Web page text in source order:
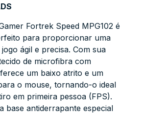
Fortrek Speed MPG102 é
para proporcionar uma
ágil e precisa. Com sua
de microfibra com
um baixo atrito e um
o mouse, tornando-o ideal
em primeira pessoa (FPS).
base antiderrapante especial